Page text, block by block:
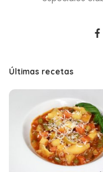
Últimas recetas